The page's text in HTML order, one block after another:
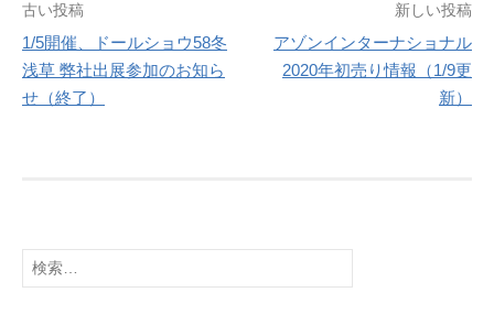
投
稿
ナ
シ
ョ
古い投稿
1/5開催、ドールショウ58冬
浅草 弊社出展参加のお知ら
せ（終了）
新しい投稿
アゾンインターナショナル
2020年初売り情報（1/9更
新）
検
索: